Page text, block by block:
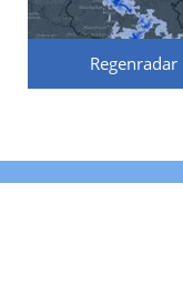
Regenradar